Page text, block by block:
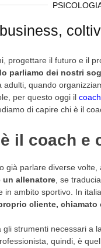
progettare il futuro e il
parliamo dei nostri
adulti, quando
per questo oggi il
di capire chi è il
il coach e
già parlare diverse
un allenatore, se
in ambito sportivo. In
cliente, chiamato
strumenti necessari a
quindi, è